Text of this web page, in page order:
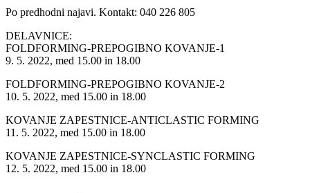
Po predhodni najavi. Kontakt: 040 226 805
DELAVNICE:
FOLDFORMING-PREPOGIBNO KOVANJE-1
9. 5. 2022, med 15.00 in 18.00
FOLDFORMING-PREPOGIBNO KOVANJE-2
10. 5. 2022, med 15.00 in 18.00
KOVANJE ZAPESTNICE-ANTICLASTIC FORMING
11. 5. 2022, med 15.00 in 18.00
KOVANJE ZAPESTNICE-SYNCLASTIC FORMING
12. 5. 2022, med 15.00 in 18.00